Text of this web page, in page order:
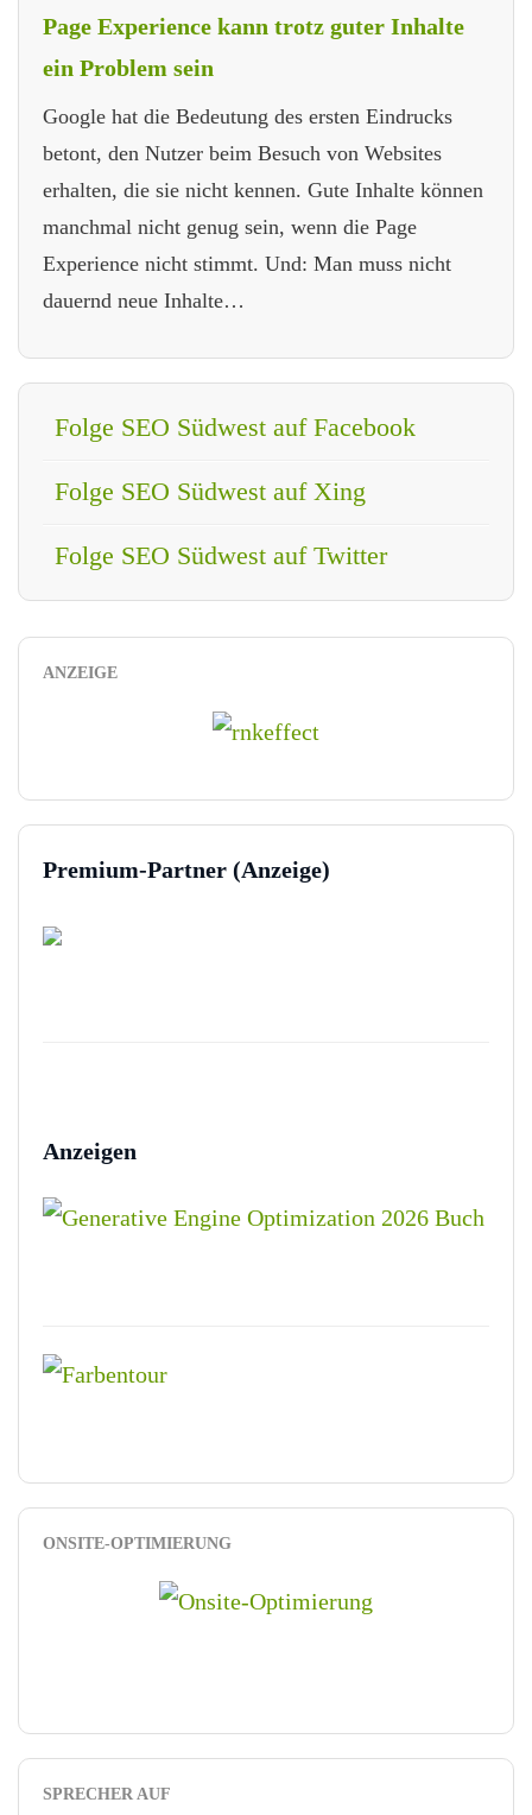
Page Experience kann trotz guter Inhalte
ein Problem sein
Google hat die Bedeutung des ersten Eindrucks
betont, den Nutzer beim Besuch von Websites
erhalten, die sie nicht kennen. Gute Inhalte können
manchmal nicht genug sein, wenn die Page
Experience nicht stimmt. Und: Man muss nicht
dauernd neue Inhalte…
Folge SEO Südwest auf Facebook
Folge SEO Südwest auf Xing
Folge SEO Südwest auf Twitter
ANZEIGE
Premium-Partner (Anzeige)
Anzeigen
ONSITE-OPTIMIERUNG
SPRECHER AUF